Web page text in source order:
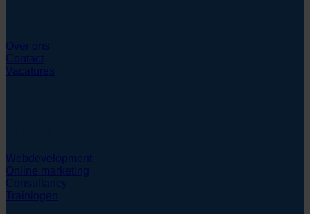
Over ons
Contact
Vacatures
Webdevelopment
Online marketing
Consultancy
Trainingen